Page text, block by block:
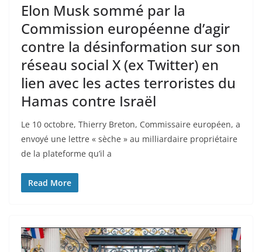
Elon Musk sommé par la
Commission européenne d’agir
contre la désinformation sur son
réseau social X (ex Twitter) en
lien avec les actes terroristes du
Hamas contre Israël
Le 10 octobre, Thierry Breton, Commissaire européen, a
envoyé une lettre « sèche » au milliardaire propriétaire
de la plateforme qu’il a
Read More